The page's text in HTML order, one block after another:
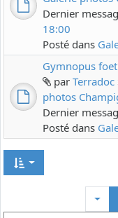
Dernier
18:00
Posté dans
Gymnopus
par Terradoc
photos
Dernier
Posté dans